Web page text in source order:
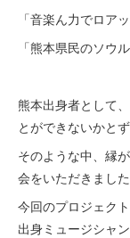
「音楽ん力でロア
「熊本県民のソウ
熊本出身者として
とができないかと
そのような中、縁
会をいただきました
今回のプロジェク
出身ミュージシャ